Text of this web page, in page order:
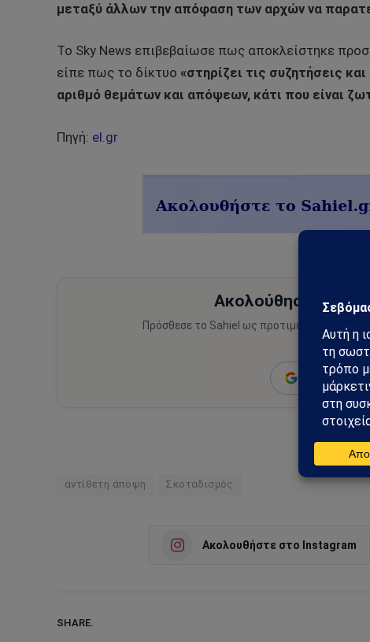
μεταξύ άλλων την απόφαση των αρχών να
Το Sky News επιβεβαίωσε πως αποκλείστηκε
είπε πως το δίκτυο «στηρίζει τις συζητήσεις
αριθμό θεμάτων και απόψεων, κάτι που είναι
Πηγή: el.gr
Ακολούθησε το
Πρόσθεσε το Sahiel ως προτιμώμενη πηγή
ειδήσεις
Add as a
αντίθετη άποψη Σκοταδισμός
Ακολουθήστε στο Instagram
SHARE.